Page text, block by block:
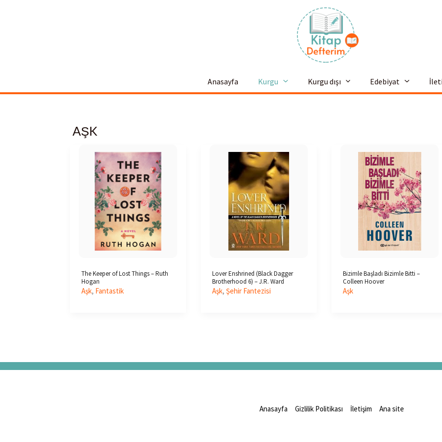
Anasayfa Kurgu Kurgu dışı Edebiyat
AŞK
The Keeper of Lost Things – Ruth
Hogan
Aşk, Fantastik
Lover Enshrined (Black Dagger
Brotherhood 6) – J.R. Ward
Aşk, Şehir Fantezisi
Bizimle Başladı Bizimle Bitti –
Colleen Hoover
Aşk
Anasayfa Gizlilik Politikası İletişim Ana site